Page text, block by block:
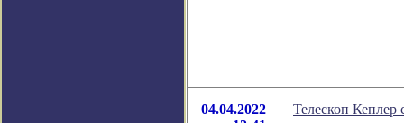
04.04.2022
Телескоп Кеплер